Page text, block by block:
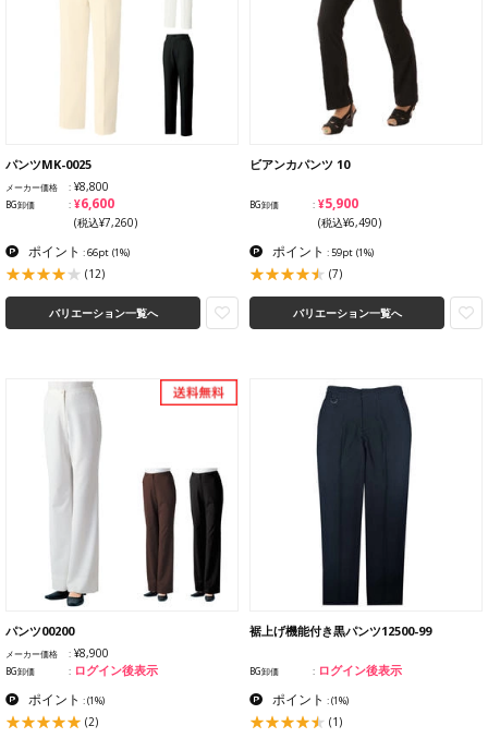
パンツMK-0025
メーカー価格 ¥8,800
BG卸価 ¥6,600
(税込¥7,260)
ポイント : 66pt (1%)
(12)
バリエーション一覧へ
ビアンカパンツ 10
BG卸価 ¥5,900
(税込¥6,490)
ポイント : 59pt (1%)
(7)
バリエーション一覧へ
パンツ00200
メーカー価格 ¥8,900
BG卸価 ログイン後表示
ポイント :(1%)
(2)
裾上げ機能付き黒パンツ12500-99
BG卸価 ログイン後表示
ポイント :(1%)
(1)